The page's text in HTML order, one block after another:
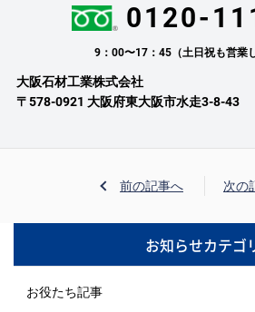
0120-
9：00〜17：45（土日祝も営業
大阪石材工業株式会社
〒578-0921 大阪府東大阪市水走3-8-43
前の記事へ 次の
お知らせカテゴ
お役たち記事